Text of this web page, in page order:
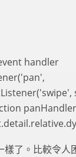
handler
了。比較令